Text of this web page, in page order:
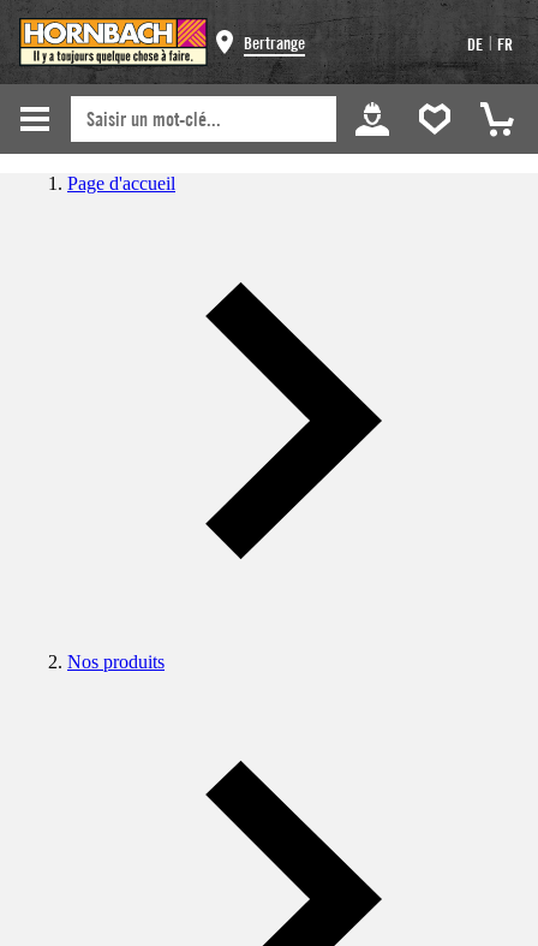
Bertrange DE | FR
Page d'accueil
Nos produits